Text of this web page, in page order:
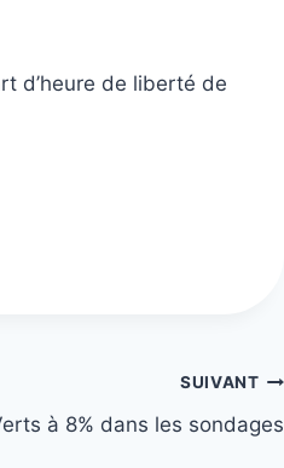
d’heure de liberté de
SUIVANT
à 8% dans les sondages